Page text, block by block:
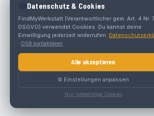
🍪 Datenschutz & Cookies
FindMyWerkstatt (Verantwortlicher gem. Art. 4 Nr. 7
DSGVO) verwendet Cookies. Du kannst deine
Einwilligung jederzeit widerrufen.
· DSB kontaktieren
Alle akzeptieren
⚙️ Einstellungen anpassen
Nur notwendige Cookies